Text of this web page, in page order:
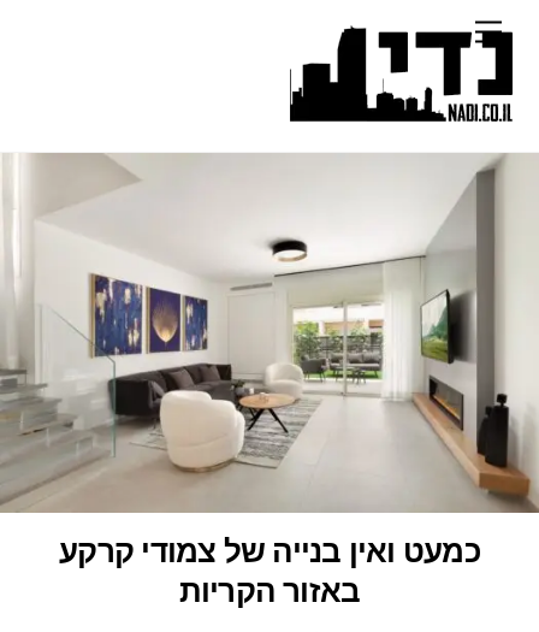
content
Menu
כמעט ואין בנייה של צמודי קרקע
באזור הקריות